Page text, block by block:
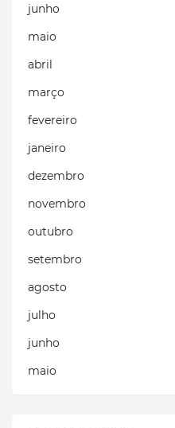
junho
maio
abril
março
fevereiro
janeiro
dezembro
novembro
outubro
setembro
agosto
julho
junho
maio